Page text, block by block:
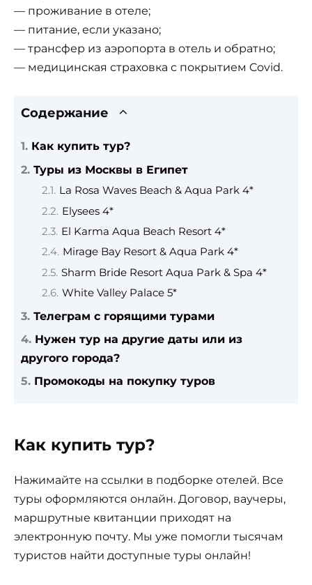
— проживание в отеле;
— питание, если указано;
— трансфер из аэропорта в отель и обратно;
— медицинская страховка с покрытием Covid.
Содержание
Как купить тур?
Туры из Москвы в Египет
La Rosa Waves Beach & Aqua Park 4*
Elysees 4*
El Karma Aqua Beach Resort 4*
Mirage Bay Resort & Aqua Park 4*
Sharm Bride Resort Aqua Park & Spa 4*
White Valley Palace 5*
Телеграм с горящими турами
Нужен тур на другие даты или из
другого города?
Промокоды на покупку туров
Как купить тур?
Нажимайте на ссылки в подборке отелей. Все
туры оформляются онлайн. Договор, ваучеры,
маршрутные квитанции приходят на
электронную почту. Мы уже помогли тысячам
туристов найти доступные туры онлайн!